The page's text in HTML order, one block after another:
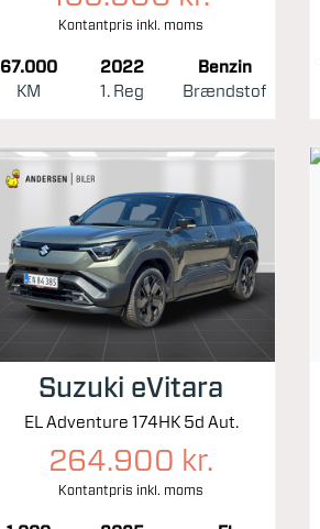
Kontantpris inkl. moms
67.000
KM
2022
1. Reg
Benzin
Brændstof
Suzuki eVitara
EL Adventure 174HK 5d Aut.
264.900 kr.
Kontantpris inkl. moms